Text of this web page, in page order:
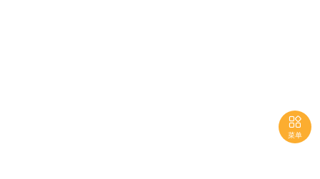

菜单